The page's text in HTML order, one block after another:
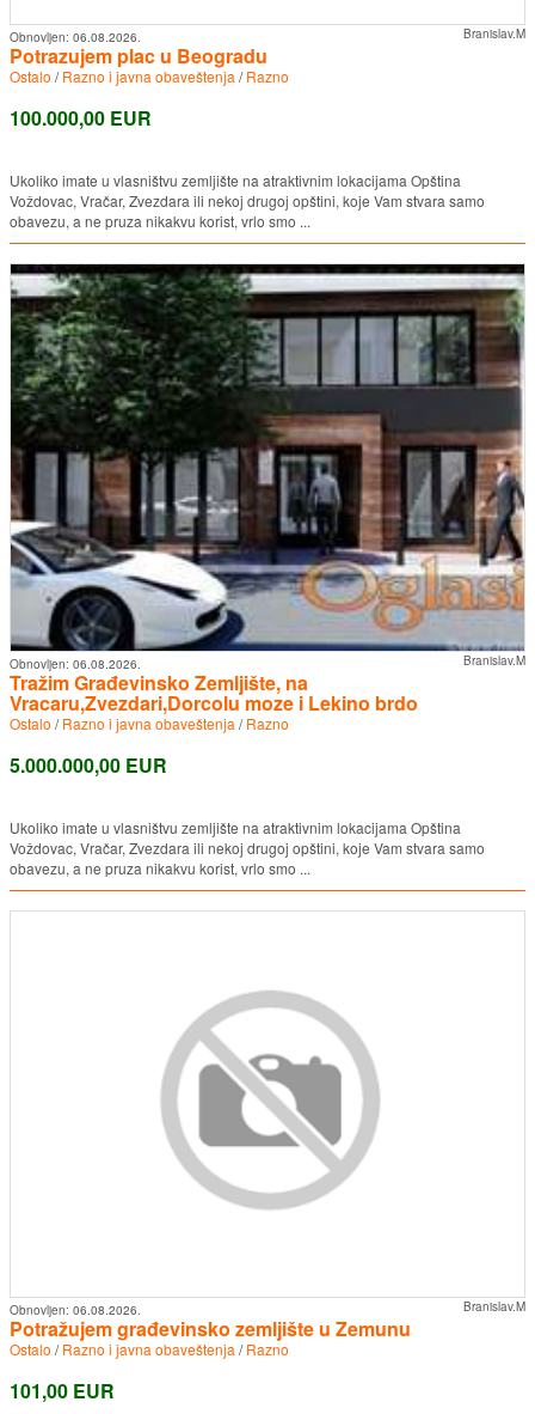
Branislav.M
Obnovljen: 06.08.2026.
Potrazujem plac u Beogradu
Ostalo /Razno i javna obaveštenja /Razno
100.000,00 EUR
Ukoliko imate u vlasništvu zemljište na atraktivnim lokacijama Opština
Voždovac, Vračar, Zvezdara ili nekoj drugoj opštini, koje Vam stvara samo
obavezu, a ne pruza nikakvu korist, vrlo smo ...
Branislav.M
Obnovljen: 06.08.2026.
Tražim Građevinsko Zemljište, na
Vracaru,Zvezdari,Dorcolu moze i Lekino brdo
Ostalo /Razno i javna obaveštenja /Razno
5.000.000,00 EUR
Ukoliko imate u vlasništvu zemljište na atraktivnim lokacijama Opština
Voždovac, Vračar, Zvezdara ili nekoj drugoj opštini, koje Vam stvara samo
obavezu, a ne pruza nikakvu korist, vrlo smo ...
Branislav.M
Obnovljen: 06.08.2026.
Potražujem građevinsko zemljište u Zemunu
Ostalo /Razno i javna obaveštenja /Razno
101,00 EUR